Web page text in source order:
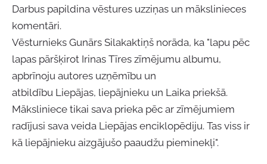
Darbus papildina vēstures uzziņas un mākslinieces
komentāri.
Vēsturnieks Gunārs Silakaktiņš norāda, ka "lapu pēc
lapas pāršķirot Irinas Tīres zīmējumu albumu,
apbrīnoju autores uzņēmību un
atbildību Liepājas, liepājnieku un Laika priekšā.
Māksliniece tikai sava prieka pēc ar zīmējumiem
radījusi sava veida Liepājas enciklopēdiju. Tas viss ir
kā liepājnieku aizgājušo paaudžu pieminekļi".